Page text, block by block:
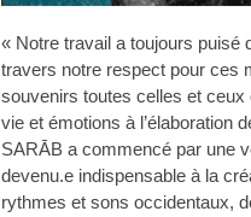
« Notre travail a toujours
travers notre respect pour ces
souvenirs toutes celles et
vie et émotions à l’élaboration
SARĀB a commencé par une
devenu.e indispensable à la
rythmes et sons occidentaux,